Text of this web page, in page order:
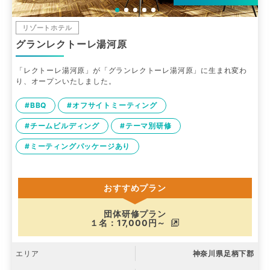
リゾートホテル
グランレクトーレ湯河原
「レクトーレ湯河原」が「グランレクトーレ湯河原」に生まれ変わ
り、オープンいたしました。
#BBQ #オフサイトミーティング
#チームビルディング #テーマ別研修
#ミーティングパッケージあり
おすすめプラン
団体研修プラン
１名：17,000円～
エリア 神奈川県足柄下郡